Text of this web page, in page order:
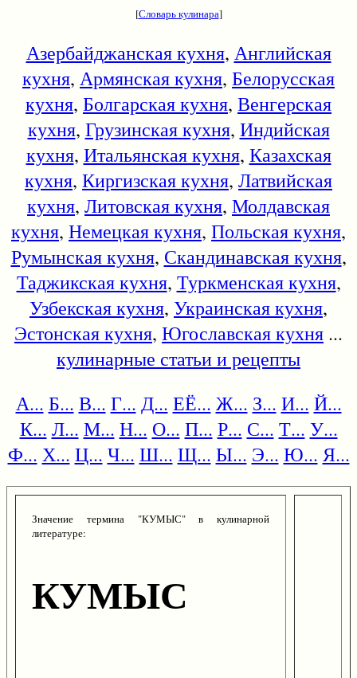
[Словарь кулинара]
Азербайджанская кухня, Английская
кухня, Армянская кухня, Белорусская
кухня, Болгарская кухня, Венгерская
кухня, Грузинская кухня, Индийская
кухня, Итальянская кухня, Казахская
кухня, Киргизская кухня, Латвийская
кухня, Литовская кухня, Молдавская
кухня, Немецкая кухня, Польская кухня,
Румынская кухня, Скандинавская кухня,
Таджикская кухня, Туркменская кухня,
Узбекская кухня, Украинская кухня,
Эстонская кухня, Югославская кухня ...
кулинарные статьи и рецепты
А... Б... В... Г... Д... ЕЁ... Ж... З... И... Й...
К... Л... М... Н... О... П... Р... С... Т... У...
Ф... Х... Ц... Ч... Ш... Щ... Ы... Э... Ю... Я...
Значение термина "КУМЫС" в кулинарной
литературе:
КУМЫС